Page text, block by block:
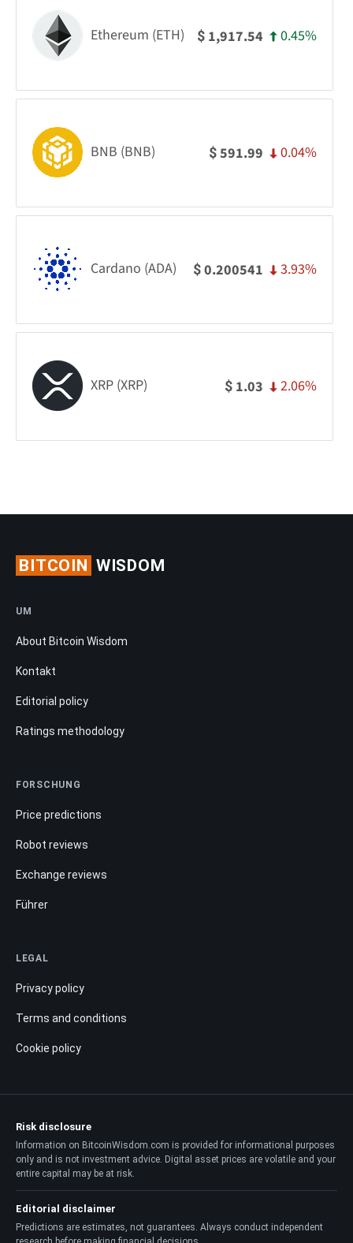
Ethereum (ETH) $ 1,917.54 0.45%
BNB (BNB) $591.99 0.04%
Cardano (ADA) $0.200541 3.93%
XRP (XRP) $ 1.03 2.06%
BITCOIN WISDOM
UM
About Bitcoin Wisdom
Kontakt
Editorial policy
Ratings methodology
FORSCHUNG
Price predictions
Robot reviews
Exchange reviews
Führer
LEGAL
Privacy policy
Terms and conditions
Cookie policy
Risk disclosure
Information on BitcoinWisdom.com is provided for informational purposes
only and is not investment advice. Digital asset prices are volatile and your
entire capital may be at risk.
Editorial disclaimer
Predictions are estimates, not guarantees. Always conduct independent